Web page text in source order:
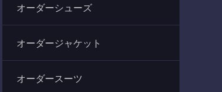
オーダーシューズ
オーダージャケット
オーダースーツ